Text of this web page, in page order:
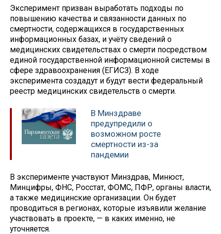
Эксперимент призван выработать подходы по
повышению качества и связанности данных по
смертности, содержащихся в государственных
информационных базах, и учёту сведений о
медицинских свидетельствах о смерти посредством
единой государственной информационной системы в
сфере здравоохранения (ЕГИСЗ). В ходе
эксперимента создадут и будут вести федеральный
реестр медицинских свидетельств о смерти.
В Минздраве
предупредили о
возможном росте
смертности из-за
пандемии
В эксперименте участвуют Минздрав, Минюст,
Минцифры, ФНС, Росстат, ФОМС, ПФР, органы власти,
а также медицинские организации. Он будет
проводиться в регионах, которые изъявили желание
участвовать в проекте, — в каких именно, не
уточняется.